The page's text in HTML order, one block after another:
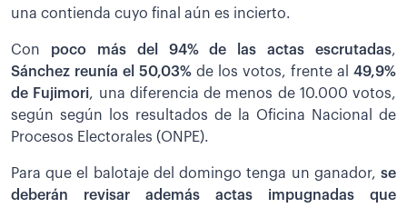
una contienda cuyo final aún es incierto.
Con poco más del 94% de las actas escrutadas,
Sánchez reunía el 50,03% de los votos, frente al
49,9%
de Fujimori, una diferencia de menos de 10.000 votos,
según según los resultados de la Oficina Nacional de
Procesos Electorales (ONPE).
Para que el balotaje del domingo tenga un ganador, se
deberán revisar además actas impugnadas que